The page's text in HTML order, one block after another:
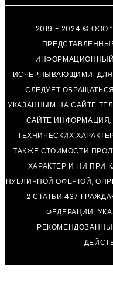
2019 - 2024 © ООО
ИНФОРМАЦИОННЫЙ
ИСЧЕРПЫВАЮЩИМИ.
СЛЕДУЕТ
УКАЗАННЫМ НА САЙТЕ
САЙТЕ
ТЕХНИЧЕСКИХ
ТАКЖЕ СТОИМОСТИ
ХАРАКТЕР И НИ ПРИ
ПУБЛИЧНОЙ ОФЕРТОЙ,
2 СТАТЬИ 437
ФЕДЕРАЦИИ.